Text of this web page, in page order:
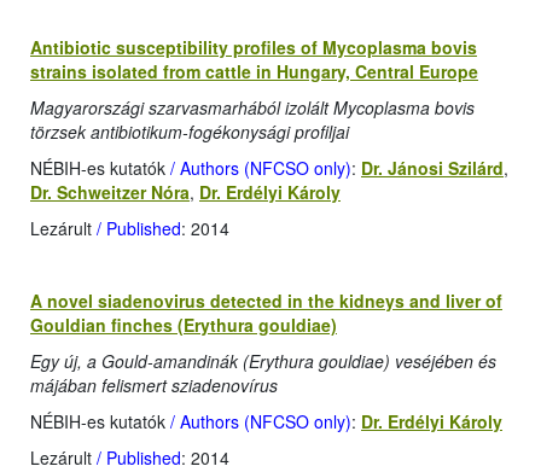
Antibiotic susceptibility profiles of Mycoplasma bovis
strains isolated from cattle in Hungary, Central Europe
Magyarországi szarvasmarhából izolált Mycoplasma bovis
törzsek antibiotikum-fogékonysági profiljai
NÉBIH-es kutatók / Authors (NFCSO only): Dr. Jánosi Szilárd,
Dr. Schweitzer Nóra, Dr. Erdélyi Károly
Lezárult / Published: 2014
A novel siadenovirus detected in the kidneys and liver of
Gouldian finches (Erythura gouldiae)
Egy új, a Gould-amandinák (Erythura gouldiae) veséjében és
májában felismert sziadenovírus
NÉBIH-es kutatók / Authors (NFCSO only): Dr. Erdélyi Károly
Lezárult / Published: 2014